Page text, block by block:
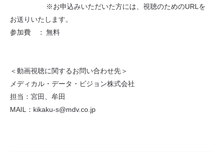
※お申込みいただいた方には、視聴のためのURLを
お送りいたします。
参加費 ： 無料
＜動画視聴に関するお問い合わせ先＞
メディカル・データ・ビジョン株式会社
担当：宮田、牟田
MAIL：kikaku-s@mdv.co.jp